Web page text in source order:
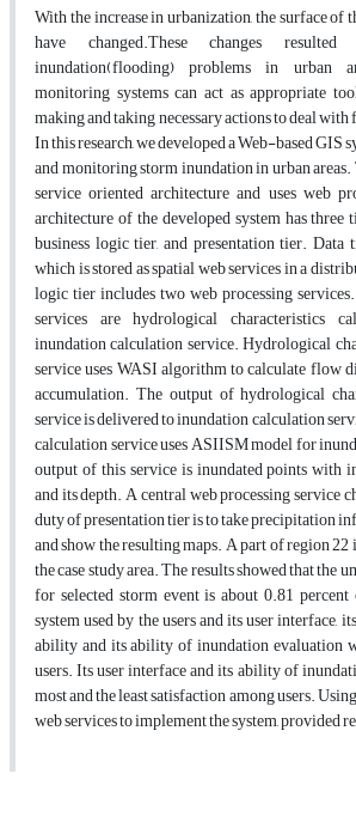
With the increase in urbanization, the surface of
have changed.These changes
inundation(flooding) problems in urban
monitoring systems can act as appropriate
making and taking necessary actions to deal
In this research, we developed a Web-based GIS
and monitoring storm inundation in urban areas.
service oriented architecture and uses web
architecture of the developed system has
business logic tier, and presentation tier. Data
which is stored as spatial web services in a
logic tier includes two web processing
services are hydrological characteristics
inundation calculation service. Hydrological
service uses WASI algorithm to calculate flow
accumulation. The output of hydrological
service is delivered to inundation calculation
calculation service uses ASIISM model for
output of this service is inundated points with
and its depth. A central web processing service
duty of presentation tier is to take precipitation
and show the resulting maps. A part of region 22
the case study area. The results showed that the
for selected storm event is about 0.81
system used by the users and its user interface,
ability and its ability of inundation evaluation
users. Its user interface and its ability of
most and the least satisfaction among users.
web services to implement the system, provided